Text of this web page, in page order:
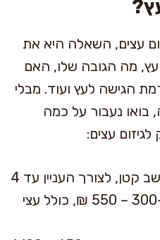
עצים, השאלה היא את
מה הגובה שלו, האם
הגישה לעץ ועוד. מבלי
נעבור על כמה
עצים:
מחיר גיזום עץ אשר נחשב קטן, לצורך העניין עד 4
מטרים, אמור לעלות כ-300 – 550 ₪, כולל עצי